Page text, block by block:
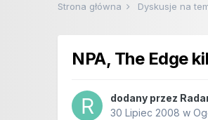
Strona główna Dyskusje na
NPA, The Edge
dodany przez
30 Lipiec 2008 w